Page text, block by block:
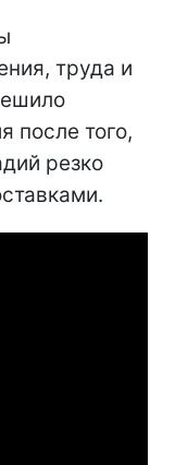
труда и
после того,
резко